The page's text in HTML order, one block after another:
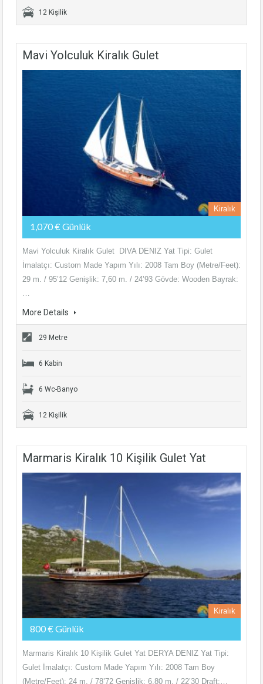
12 Kişilik
Mavi Yolculuk Kiralık Gulet
Kiralık
1,070 € Günlük
Mavi Yolculuk Kiralık Gulet DIVA DENIZ Yat Tipi: Gulet
İmalatçı: Custom Made Yapım Yılı: 2008 Tam Boy (Metre/Feet):
29 m. / 95’12 Genişlik: 7,60 m. / 24’93 Gövde: Wooden Bayrak:
More Details
29 Metre
6 Kabin
6 Wc-Banyo
12 Kişilik
Marmaris Kiralık 10 Kişilik Gulet Yat
Kiralık
800 € Günlük
Marmaris Kiralık 10 Kişilik Gulet Yat DERYA DENIZ Yat Tipi:
Gulet İmalatçı: Custom Made Yapım Yılı: 2008 Tam Boy
(Metre/Feet): 24 m. / 78’72 Genişlik: 6,80 m. / 22’30 Draft:…